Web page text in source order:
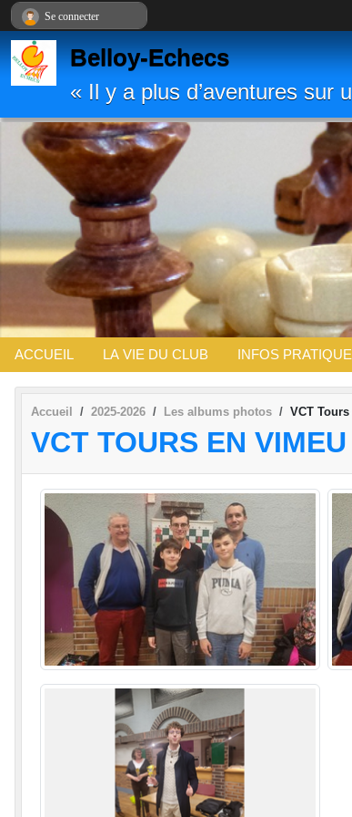
Belloy-Echecs
« Il y a plus d’aventures sur
ACCUEIL LA VIE DU CLUB INFOS
Accueil 2025-2026 Les albums photos VCT
VCT TOURS EN
Se connecter
Panneau de gestion des cookies